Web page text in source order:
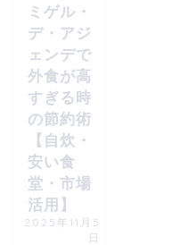
ミゲル・
デ・アジ
ェンデで
外食が高
すぎる時
の節約術
【自炊・
安い食
堂・市場
活用】
2025年11月5
日